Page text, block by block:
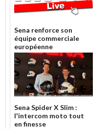
Sena renforce son
équipe commerciale
européenne
Sena Spider X Slim :
l'intercom moto tout
en finesse